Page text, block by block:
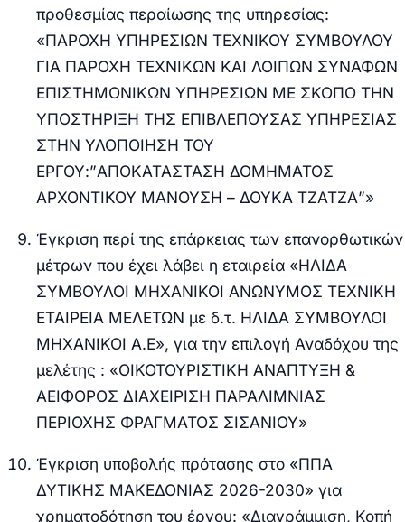
προθεσμίας περαίωσης της υπηρεσίας:
«ΠΑΡΟΧΗ ΥΠΗΡΕΣΙΩΝ ΤΕΧΝΙΚΟΥ ΣΥΜΒΟΥΛΟΥ
ΓΙΑ ΠΑΡΟΧΗ ΤΕΧΝΙΚΩΝ ΚΑΙ ΛΟΙΠΩΝ ΣΥΝΑΦΩΝ
ΕΠΙΣΤΗΜΟΝΙΚΩΝ ΥΠΗΡΕΣΙΩΝ ΜΕ ΣΚΟΠΟ ΤΗΝ
ΥΠΟΣΤΗΡΙΞΗ ΤΗΣ ΕΠΙΒΛΕΠΟΥΣΑΣ ΥΠΗΡΕΣΙΑΣ
ΣΤΗΝ ΥΛΟΠΟΙΗΣΗ ΤΟΥ
ΕΡΓΟΥ:”ΑΠΟΚΑΤΑΣΤΑΣΗ ΔΟΜΗΜΑΤΟΣ
ΑΡΧΟΝΤΙΚΟΥ ΜΑΝΟΥΣΗ – ΔΟΥΚΑ ΤΖΑΤΖΑ”»
Έγκριση περί της επάρκειας των επανορθωτικών
μέτρων που έχει λάβει η εταιρεία «ΗΛΙΔΑ
ΣΥΜΒΟΥΛΟΙ ΜΗΧΑΝΙΚΟΙ ΑΝΩΝΥΜΟΣ ΤΕΧΝΙΚΗ
ΕΤΑΙΡΕΙΑ ΜΕΛΕΤΩΝ με δ.τ. ΗΛΙΔΑ ΣΥΜΒΟΥΛΟΙ
ΜΗΧΑΝΙΚΟΙ Α.Ε», για την επιλογή Αναδόχου της
μελέτης : «ΟΙΚΟΤΟΥΡΙΣΤΙΚΗ ΑΝΑΠΤΥΞΗ &
ΑΕΙΦΟΡΟΣ ΔΙΑΧΕΙΡΙΣΗ ΠΑΡΑΛΙΜΝΙΑΣ
ΠΕΡΙΟΧΗΣ ΦΡΑΓΜΑΤΟΣ ΣΙΣΑΝΙΟΥ»
Έγκριση υποβολής πρότασης στο «ΠΠΑ
ΔΥΤΙΚΗΣ ΜΑΚΕΔΟΝΙΑΣ 2026-2030» για
χρηματοδότηση του έργου: «Διαγράμμιση, Κοπή